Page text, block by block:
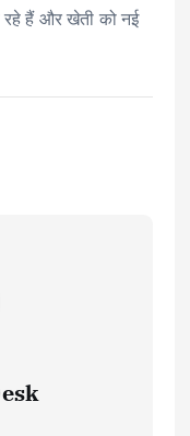
रहे हैं और खेती को नई